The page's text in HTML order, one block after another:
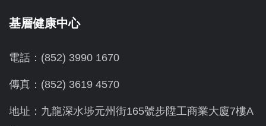
基層健康中心
電話：(852) 3990 1670
傳真：(852) 3619 4570
地址：九龍深水埗元州街165號步陞工商業大廈7樓A